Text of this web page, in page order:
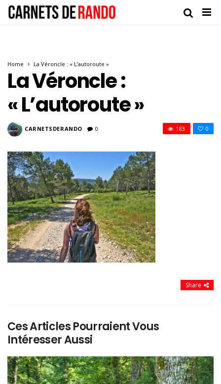
Home La Véroncle : « L’autoroute »
La Véroncle :
« L’autoroute »
CARNETSDERANDO 0 0
183
Share
Ces Articles Pourraient Vous
Intéresser Aussi